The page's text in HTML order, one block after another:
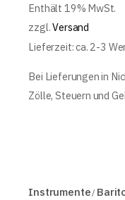
Enthält 19% MwSt.
zzgl.Versand
Lieferzeit: ca. 2-3
Bei Lieferungen in
Zölle, Steuern und
Instrumente